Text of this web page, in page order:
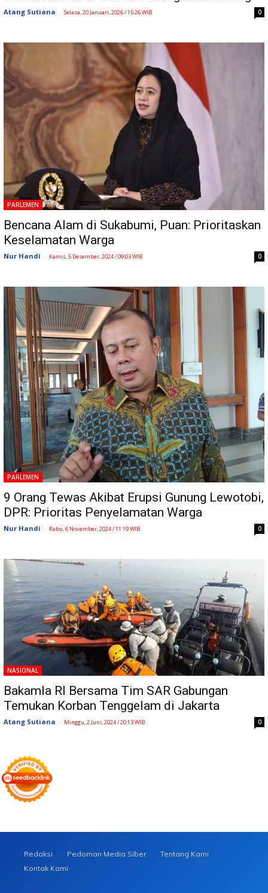
Atang Sutiana - Selasa, 20 Januari, 2026 / 15:26 WIB 0
PARLEMEN
Bencana Alam di Sukabumi, Puan: Prioritaskan
Keselamatan Warga
Nur Handi - Kamis, 5 Desember, 2024 / 09:03 WIB 0
PARLEMEN
9 Orang Tewas Akibat Erupsi Gunung Lewotobi,
DPR: Prioritas Penyelamatan Warga
Nur Handi - Rabu, 6 November, 2024 / 11:19 WIB 0
NASIONAL
Bakamla RI Bersama Tim SAR Gabungan
Temukan Korban Tenggelam di Jakarta
Atang Sutiana - Minggu, 2 Juni, 2024 / 20:13 WIB 0
Redaksi Pedoman Media Siber
Tentang Kami
Kontak Kami